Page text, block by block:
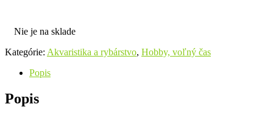
Nie je na sklade
Kategórie: Akvaristika a rybárstvo, Hobby, voľný čas
Popis
Popis